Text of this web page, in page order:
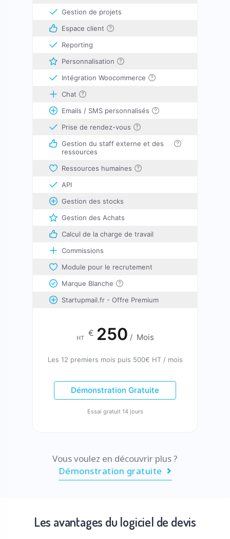
Gestion de projets
Espace client
Reporting
Personnalisation
Intégration Woocommerce
Chat
Emails / SMS personnalisés
Prise de rendez-vous
Gestion du staff externe et des
ressources
Ressources humaines
API
Gestion des stocks
Gestion des Achats
Calcul de la charge de travail
Commissions
Module pour le recrutement
Marque Blanche
Startupmail.fr - Offre Premium
HT € 250 / Mois
Les 12 premiers mois puis 500€ HT / mois
Démonstration Gratuite
Essai gratuit 14 jours
Vous voulez en découvrir plus ?
Démonstration gratuite
Les avantages du logiciel de devis